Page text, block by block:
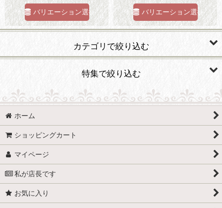
バリエーション選択 バリエーション選択
カテゴリで絞り込む
ピコゴム
カン、アジャスター
ゴム類
ストラップテープ
ガーターボストン
特集で絞り込む
アウトレット
ホーム
ショッピングカート
マイページ
私が店長です
お気に入り